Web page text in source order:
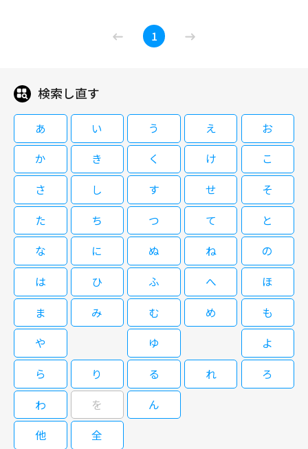
コリスタ☆クォン・サンウ＜４＞前
08/21(金)08:30～08:45
韓国で行われる、記者会見・舞台挨拶・ファンミーティングなどの映像を余
すことなくお見せする「コリスタ☆」 2022年12月に行われた クォン・サン
ウ出演映画「スイッチ」マスコミ試写会見 出席者：クォン・サンウ、オ・
ジョンセ、イ・ミンジョン、マ・デユン監督
コリスタ☆クォン・サンウ＜４＞後
編
08/22(土)07:05～07:20
韓国で行われる、記者会見・舞台挨拶・ファンミーティングなどの映像を余
すことなくお見せする「コリスタ☆」 2022年12月に行われた クォン・サン
ウ出演映画「スイッチ」マスコミ試写会見 出席者：クォン・サンウ、オ・
ジョンセ、イ・ミンジョン、マ・デユン監督
閉じる
1
検索し直す
あ い う え
お
か
き く け
こ
さ
し す せ
そ
た
ち つ て
と
な
に ぬ ね
の
は
ひ ふ へ
ほ
ま
み む め
も
や
ゆ
よ
ら
り る れ
ろ
わ
を
ん
他
全